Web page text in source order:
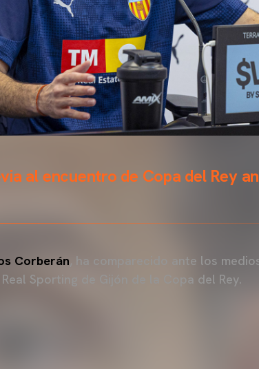
al encuentro de Copa del Rey
Corberán, ha comparecido ante los
Sporting de Gijón de la Copa del Rey.